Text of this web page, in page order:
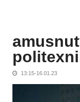
13:15-16.01.23